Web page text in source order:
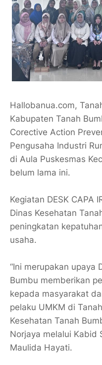
Hallobanua.com,
Kabupaten Tanah
Corective Action
Pengusaha Industri
di Aula Puskesmas
belum lama ini.
Kegiatan DESK CAPA
Dinas Kesehatan
peningkatan
usaha.
“Ini merupakan upaya
Bumbu memberikan
kepada masyarakat
pelaku UMKM di
Kesehatan Tanah
Norjaya melalui Kabid
Maulida Hayati.